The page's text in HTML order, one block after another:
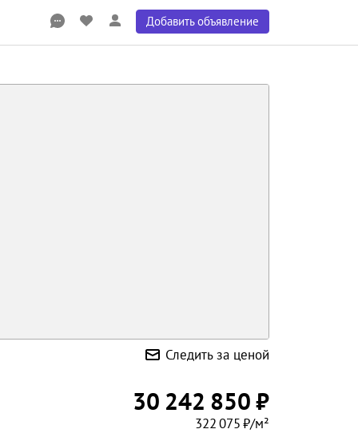
Добавить объявление
Следить за ценой
30 242 850 ₽
322 075 ₽/м²